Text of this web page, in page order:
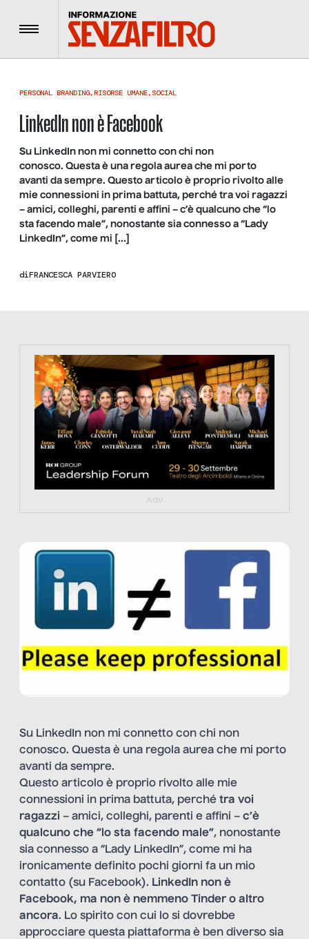
Menu
PERSONAL BRANDING,RISORSE UMANE, SOCIAL
LinkedIn non è Facebook
Su LinkedIn non mi connetto con chi non
conosco. Questa è una regola aurea che mi porto
avanti da sempre. Questo articolo è proprio rivolto alle
mie connessioni in prima battuta, perché tra voi ragazzi
– amici, colleghi, parenti e affini – c’è qualcuno che “lo
sta facendo male”, nonostante sia connesso a “Lady
LinkedIn”, come mi […]
diFRANCESCA PARVIERO
https://tinyurl.com/363fvfm9
Adv
Su LinkedIn non mi connetto con chi non
conosco. Questa è una regola aurea che mi porto
avanti da sempre.
Questo articolo è proprio rivolto alle mie
connessioni in prima battuta, perché tra voi
ragazzi – amici, colleghi, parenti e affini – c’è
qualcuno che “lo sta facendo male”, nonostante
sia connesso a “Lady LinkedIn”, come mi ha
ironicamente definito pochi giorni fa un mio
contatto (su Facebook). LinkedIn non è
Facebook, ma non è nemmeno Tinder o altro
ancora. Lo spirito con cui lo si dovrebbe
approcciare questa piattaforma è ben diverso sia